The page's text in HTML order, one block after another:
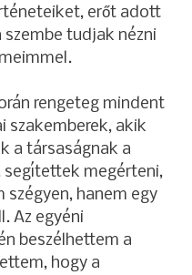
erőt adott
szembe tudjak nézni
rengeteg mindent
szakemberek, akik
a társaságnak a
segítettek megérteni,
szégyen, hanem egy
Az egyéni
beszélhettem a
hogy a